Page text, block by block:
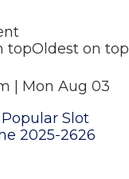
topOldest on top
Mon Aug 03
Slot
2025-2626